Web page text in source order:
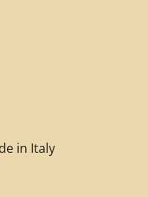
in Italy